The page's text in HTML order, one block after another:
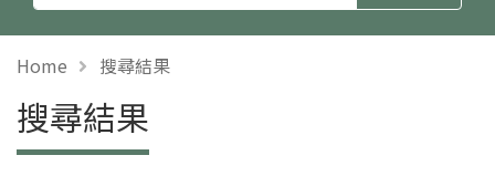
Home 搜尋結果
搜尋結果